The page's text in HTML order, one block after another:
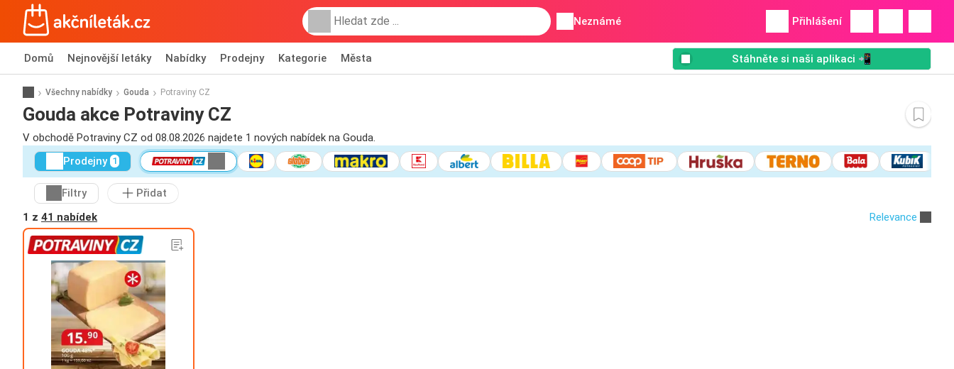
Neznámé Přihlášení
Domů Nejnovější letáky Nabídky Prodejny Kategorie Města Stáhněte si naši aplikaci 📲
Všechny nabídky Gouda Potraviny CZ
Gouda akce Potraviny CZ
V obchodě Potraviny CZ od 08.08.2026 najdete 1 nových nabídek na Gouda.
Prodejny 1
Filtry
Přidat
1 z 41 nabídek Relevance